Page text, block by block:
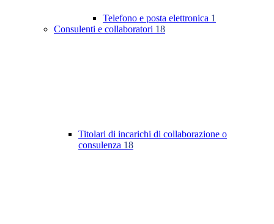
Telefono e posta elettronica 1
Consulenti e collaboratori 18
Titolari di incarichi di collaborazione o
consulenza 18